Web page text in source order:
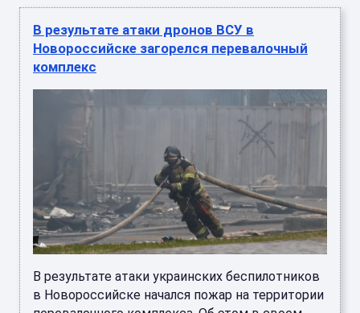
В результате атаки дронов ВСУ в
Новороссийске загорелся перевалочный
комплекс
В результате атаки украинских беспилотников
в Новороссийске начался пожар на территории